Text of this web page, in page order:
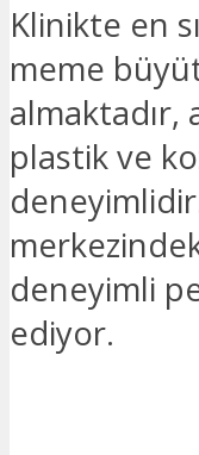
Klinikte en
meme
almaktadır,
plastik ve
deneyimli
ediyor.